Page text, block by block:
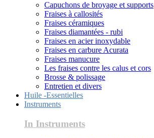
Capuchons de broyage et supports
Fraises à callosités
Fraises céramiques
Fraises diamantées - rubi
Fraises en acier inoxydable
Fraises en carbure Acurata
Fraises manucure
Les fraises contre les calus et cors
Brosse & polissage
Entretien et divers
Huile -Essentielles
Instruments
In Instruments